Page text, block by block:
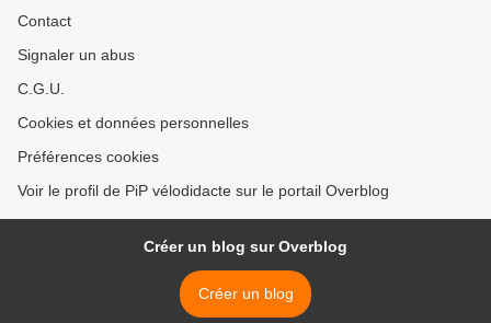
Contact
Signaler un abus
C.G.U.
Cookies et données personnelles
Préférences cookies
Voir le profil de PiP vélodidacte sur le portail Overblog
Créer un blog sur Overblog
Créer un blog